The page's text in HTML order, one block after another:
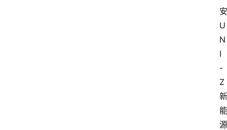
安
U
N
I
-
Z
新
能
源